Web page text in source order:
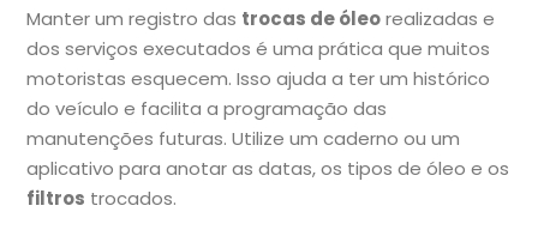
Manter um registro das trocas de óleorealizadas e
dos serviços executados é uma prática que muitos
motoristas esquecem. Isso ajuda a ter um histórico
do veículo e facilita a programação das
manutenções futuras. Utilize um caderno ou um
aplicativo para anotar as datas, os tipos de óleo e os
filtros trocados.